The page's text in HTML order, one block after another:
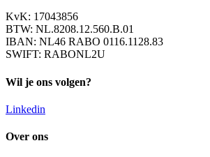
KvK: 17043856
BTW: NL.8208.12.560.B.01
IBAN: NL46 RABO 0116.1128.83
SWIFT: RABONL2U
Wil je ons volgen?
Linkedin
Over ons